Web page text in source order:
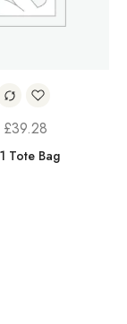
£39.28
Tote Bag